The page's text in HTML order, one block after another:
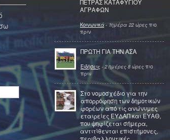
ΠΕΤΡΑΣ ΚΑΤΑΦΥΓΙΟΥ
ΑΓΡΑΦΩΝ
Κοινωνικά - 1ημέρα 22 ώρες πιο
πριν
ΠΡΩΤΗ ΓΙΑ ΤΗΝ ΑΣΑ
Ειδήσεις - 2 ημέρες 8 ώρες πιο
πριν
Στο νομοσχέδιο για την
απορρόφηση των δημοτικών
φορέων από τις ανώνυμες
εταιρείες ΕΥΔΑΠ και ΕΥΑΘ,
που ψηφίζεται σήμερα,
αντιτίθενται επιστήμονες,
περιβαλλοντικές